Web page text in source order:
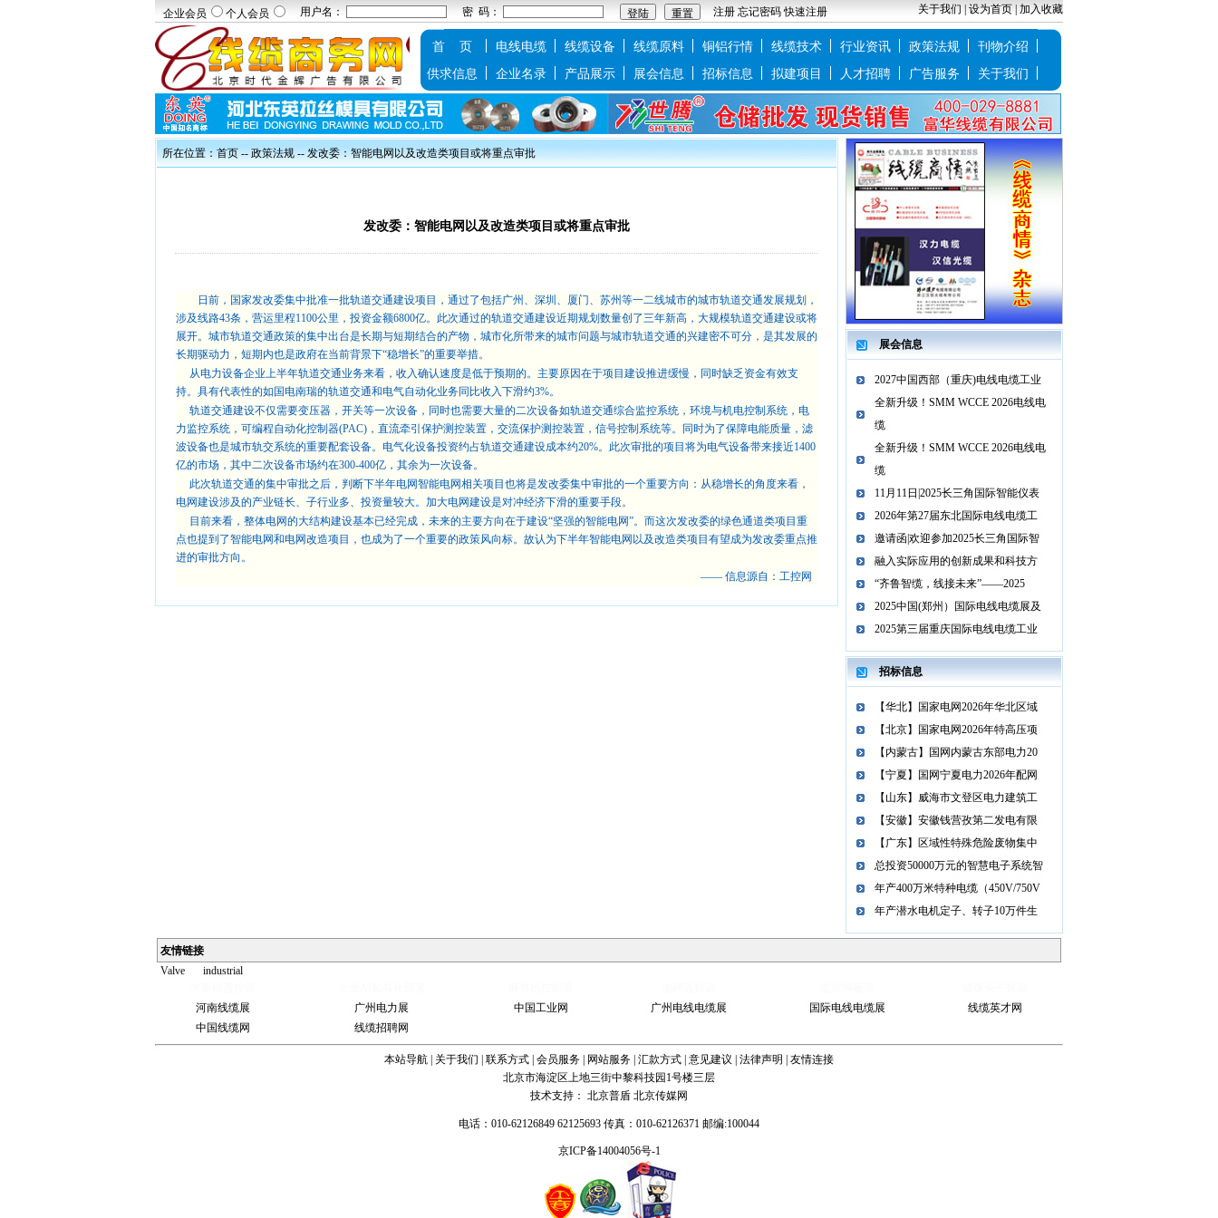
企业会员 个人会员 用户名： 密 码： 注册 忘记密码 快速注册 关于我们 设为首页 加入收藏
首 页 电线电缆 线缆设备 线缆原料 铜铝行情 线缆技术 行业资讯 政策法规
刊物介绍
供求信息
企业名录 产品展示 展会信息 招标信息 拟建项目 人才招聘 广告服务 关于我们
所在位置：首页 --政策法规-- 发改委：智能电网以及改造类项目或将重点审批
发改委：智能电网以及改造类项目或将重点审批
日前，国家发改委集中批准一批轨道交通建设项目，通过了包括广州、深圳、厦门、苏州等一二线城市的城市轨道交通发展规划，
涉及线路43条，营运里程1100公里，投资金额6800亿。此次通过的轨道交通建设近期规划数量创了三年新高，大规模轨道交通建设或将
展开。城市轨道交通政策的集中出台是长期与短期结合的产物，城市化所带来的城市问题与城市轨道交通的兴建密不可分，是其发展的
长期驱动力，短期内也是政府在当前背景下“稳增长”的重要举措。
从电力设备企业上半年轨道交通业务来看，收入确认速度是低于预期的。主要原因在于项目建设推进缓慢，同时缺乏资金有效支
持。具有代表性的如国电南瑞的轨道交通和电气自动化业务同比收入下滑约3%。
轨道交通建设不仅需要变压器，开关等一次设备，同时也需要大量的二次设备如轨道交通综合监控系统，环境与机电控制系统，电
力监控系统，可编程自动化控制器(PAC) ，直流牵引保护测控装置，交流保护测控装置，信号控制系统等。同时为了保障电能质量，滤
波设备也是城市轨交系统的重要配套设备。电气化设备投资约占轨道交通建设成本约20%。此次审批的项目将为电气设备带来接近1400
亿的市场，其中二次设备市场约在300-400亿，其余为一次设备。
此次轨道交通的集中审批之后，判断下半年电网智能电网相关项目也将是发改委集中审批的一个重要方向：从稳增长的角度来看，
电网建设涉及的产业链长、子行业多、投资量较大。加大电网建设是对冲经济下滑的重要手段。
目前来看，整体电网的大结构建设基本已经完成，未来的主要方向在于建设“坚强的智能电网”。而这次发改委的绿色通道类项目重
点也提到了智能电网和电网改造项目，也成为了一个重要的政策风向标。故认为下半年智能电网以及改造类项目有望成为发改委重点推
进的审批方向。
—— 信息源自：工控网
展会信息
2027中国西部（重庆)电线电缆工业
全新升级！SMM WCCE 2026电线电
缆
全新升级！SMM WCCE 2026电线电
缆
11月11日|2025长三角国际智能仪表
2026年第27届东北国际电线电缆工
邀请函|欢迎参加2025长三角国际智
融入实际应用的创新成果和科技方
“齐鲁智缆，线接未来”——2025
2025中国(郑州）国际电线电缆展及
2025第三届重庆国际电线电缆工业
招标信息
【华北】国家电网2026年华北区域
【北京】国家电网2026年特高压项
【内蒙古】国网内蒙古东部电力20
【宁夏】国网宁夏电力2026年配网
【山东】威海市文登区电力建筑工
【安徽】安徽钱营孜第二发电有限
【广东】区域性特殊危险废物集中
总投资50000万元的智慧电子系统智
年产400万米特种电缆（450V/750V
年产潜水电机定子、转子10万件生
友情链接
Valve
China
Industrial
Valve
industrial
spiral
bevel gear
河南线缆展
广州电力展 中国工业网 广州电线电缆展 国际电线电缆展
线缆英才网
中国线缆网
线缆招聘网
本站导航 关于我们 联系方式 会员服务 网站服务 汇款方式 意见建议 法律声明
友情连接
北京市海淀区上地三街中黎科技园1号楼三层
技术支持： 北京普盾 北京传媒网
电话：010-62126849 62125693 传真：010-62126371 邮编:100044
京ICP备14004056号-1